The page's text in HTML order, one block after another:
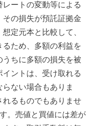
ートの変動等による
の損失が預託証拠金
定元本と比較して、
ため、多額の利益を
ちに多額の損失を被
ントは、受け取れる
ない場合もありま
るものでもありませ
。売値と買値には差が